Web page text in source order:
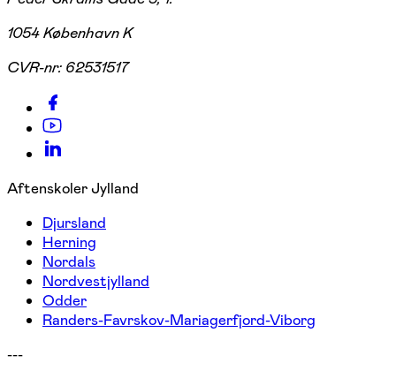
1054 København K
CVR-nr: 62531517
Aftenskoler Jylland
Djursland
Herning
Nordals
Nordvestjylland
Odder
Randers-Favrskov-Mariagerfjord-Viborg
---